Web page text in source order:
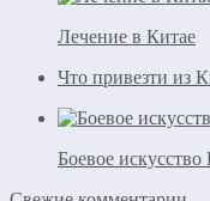
Лечение в Китае
Что привезти из
Боевое